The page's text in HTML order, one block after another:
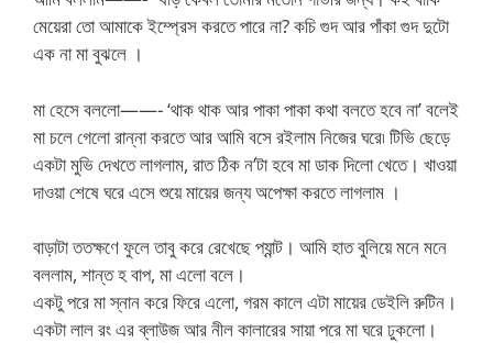
মেয়েরা তো আমাকে ইম্প্রেস করতে পারে না? কচি গুদ আর পাঁকা গুদ দুটো
এক না মা বুঝলে ।
মা হেসে বললো——- ‘থাক থাক আর পাকা পাকা কথা বলতে হবে না’ বলেই
মা চলে গেলো রান্না করতে আর আমি বসে রইলাম নিজের ঘরে৷ টিভি ছেড়ে
একটা মুভি দেখতে লাগলাম, রাত ঠিক ন’টা হবে মা ডাক দিলো খেতে। খাওয়া
দাওয়া শেষে ঘরে এসে শুয়ে মায়ের জন্য অপেক্ষা করতে লাগলাম ।
বাড়াটা ততক্ষণে ফুলে তাবু করে রেখেছে প্যান্ট। আমি হাত বুলিয়ে মনে মনে
বললাম, শান্ত হ বাপ, মা এলো বলে।
একটু পরে মা স্নান করে ফিরে এলো, গরম কালে এটা মায়ের ডেইলি রুটিন।
একটা লাল রং এর ব্লাউজ আর নীল কালারের সায়া পরে মা ঘরে ঢুকলো।